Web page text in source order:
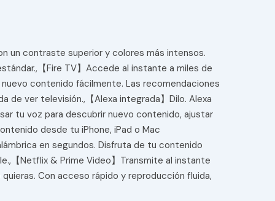
un contraste superior y colores más intensos.
【Fire TV】Accede al instante a miles de
contenido fácilmente. Las recomendaciones
de ver televisión.,【Alexa integrada】Dilo. Alexa
tu voz para descubrir nuevo contenido, ajustar
desde tu iPhone, iPad o Mac
en segundos. Disfruta de tu contenido
【Netflix & Prime Video】Transmite al instante
Con acceso rápido y reproducción fluida,